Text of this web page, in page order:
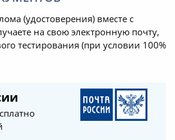
(удостоверения) вместе с
на свою электронную почту,
тестирования (при условии 100%